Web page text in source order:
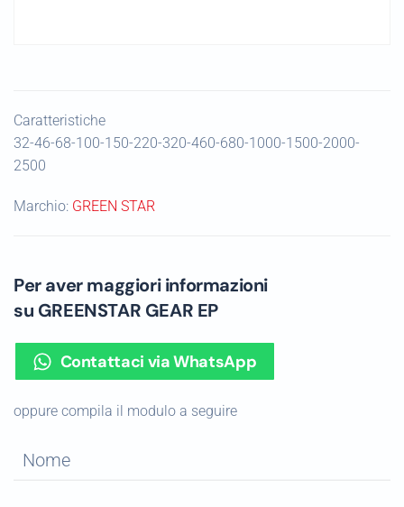
Caratteristiche
32-46-68-100-150-220-320-460-680-1000-1500-2000-
2500
Marchio: GREEN STAR
Per aver maggiori informazioni
su GREENSTAR GEAR EP
Contattaci via WhatsApp
oppure compila il modulo a seguire